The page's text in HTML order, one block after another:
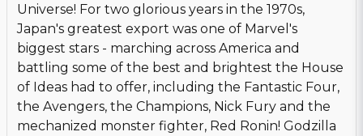
Universe! For two glorious years in the 1970s,
Japan's greatest export was one of Marvel's
biggest stars - marching across America and
battling some of the best and brightest the House
of Ideas had to offer, including the Fantastic Four,
the Avengers, the Champions, Nick Fury and the
mechanized monster fighter, Red Ronin! Godzilla